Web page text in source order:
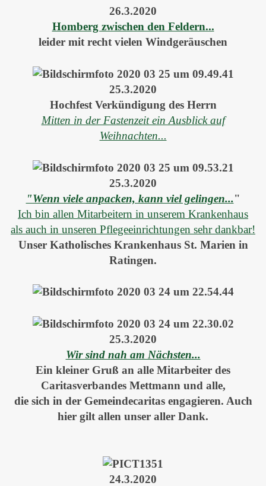
26.3.2020
Homberg zwischen den Feldern...
leider mit recht vielen Windgeräuschen
25.3.2020
Hochfest Verkündigung des Herrn
Mitten in der Fastenzeit ein Ausblick auf
Weihnachten...
25.3.2020
"Wenn viele anpacken, kann viel gelingen..."
Ich bin allen Mitarbeitern in unserem Krankenhaus
als auch in unseren Pflegeeinrichtungen sehr dankbar!
Unser Katholisches Krankenhaus St. Marien in
Ratingen.
25.3.2020
Wir sind nah am Nächsten...
Ein kleiner Gruß an alle Mitarbeiter des
Caritasverbandes Mettmann und alle,
die sich in der Gemeindecaritas engagieren. Auch
hier gilt allen unser aller Dank.
24.3.2020